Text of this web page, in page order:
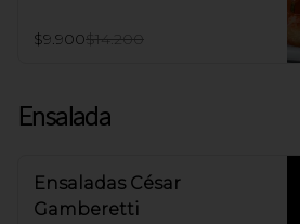
$9.900$14.200
Ensalada
Ensaladas César
Gamberetti